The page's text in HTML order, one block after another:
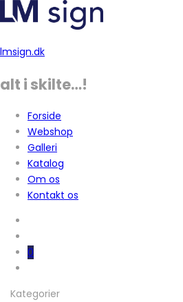
lmsign.dk
alt i skilte…!
Forside
Webshop
Galleri
Katalog
Om os
Kontakt os
0
Kategorier